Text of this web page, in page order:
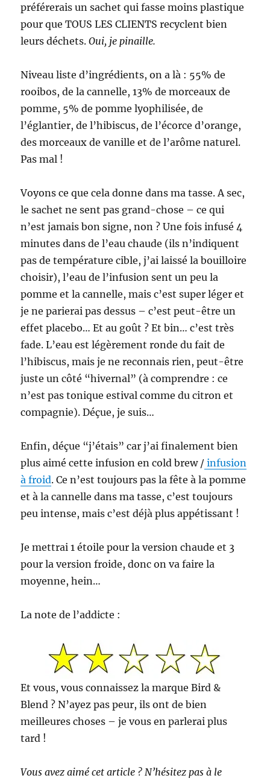
préférerais un sachet qui fasse moins plastique
pour que TOUS LES CLIENTS recyclent bien
leurs déchets.Oui, je pinaille.
Niveau liste d’ingrédients, on a là : 55% de
rooibos, de la cannelle, 13% de morceaux de
pomme, 5% de pomme lyophilisée, de
l’églantier, de l’hibiscus, de l’écorce d’orange,
des morceaux de vanille et de l’arôme naturel.
Pas mal !
Voyons ce que cela donne dans ma tasse. A sec,
le sachet ne sent pas grand-chose – ce qui
n’est jamais bon signe, non ? Une fois infusé 4
minutes dans de l’eau chaude (ils n’indiquent
pas de température cible, j’ai laissé la bouilloire
choisir), l’eau de l’infusion sent un peu la
pomme et la cannelle, mais c’est super léger et
je ne parierai pas dessus – c’est peut-être un
effet placebo… Et au goût ? Et bin… c’est très
fade. L’eau est légèrement ronde du fait de
l’hibiscus, mais je ne reconnais rien, peut-être
juste un côté “hivernal” (à comprendre : ce
n’est pas tonique estival comme du citron et
compagnie). Déçue, je suis…
Enfin, déçue “j’étais” car j’ai finalement bien
plus aimé cette infusion en cold brew / infusion
à froid. Ce n’est toujours pas la fête à la pomme
et à la cannelle dans ma tasse, c’est toujours
peu intense, mais c’est déjà plus appétissant !
Je mettrai 1 étoile pour la version chaude et 3
pour la version froide, donc on va faire la
moyenne, hein…
La note de l’addicte :
Et vous, vous connaissez la marque Bird &
Blend ? N’ayez pas peur, ils ont de bien
meilleures choses – je vous en parlerai plus
tard !
Vous avez aimé cet article ? N’hésitez pas à le